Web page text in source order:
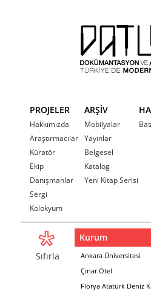
PROJELER
Hakkımızda
Araştırmacılar
Küratör
Ekip
Danışmanlar
Sergi
Kolokyum
ARŞİV
Mobilyalar
Yayınlar
Belgesel
Katalog
Yeni Kitap Serisi
Sıfırla
Kurum
Ankara Üniversitesi
Çınar Otel
Florya Atatürk Deniz